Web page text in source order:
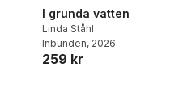
I grunda vatten
Linda Ståhl
Inbunden, 2026
259 kr